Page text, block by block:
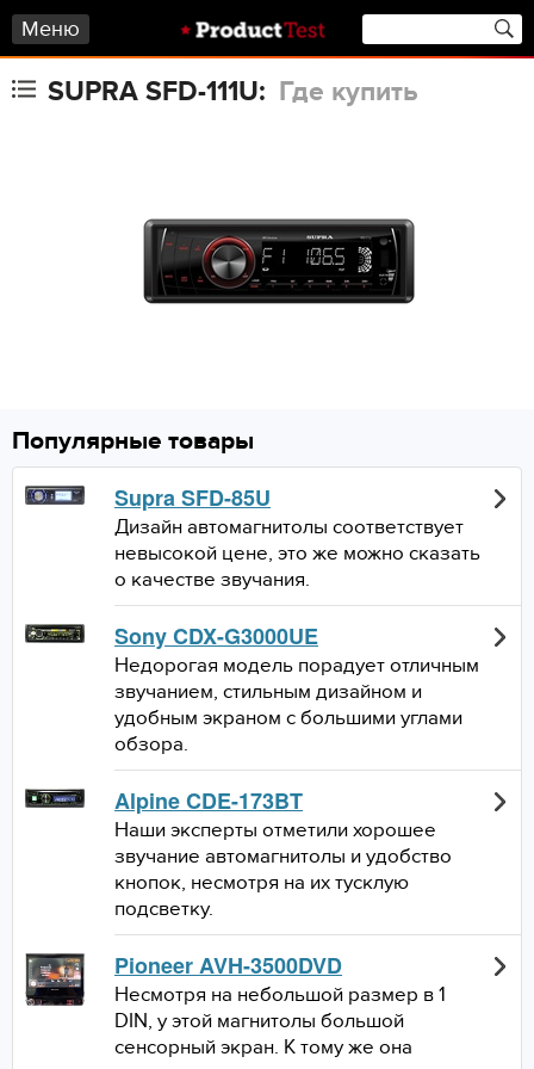
Меню
SUPRA SFD-111U: Где купить
Популярные товары
Supra SFD-85U
Дизайн автомагнитолы соответствует
невысокой цене, это же можно сказать
о качестве звучания.
Sony CDX-G3000UE
Недорогая модель порадует отличным
звучанием, стильным дизайном и
удобным экраном с большими углами
обзора.
Alpine CDE-173BT
Наши эксперты отметили хорошее
звучание автомагнитолы и удобство
кнопок, несмотря на их тусклую
подсветку.
Pioneer AVH-3500DVD
Несмотря на небольшой размер в 1
DIN, у этой магнитолы большой
сенсорный экран. К тому же она